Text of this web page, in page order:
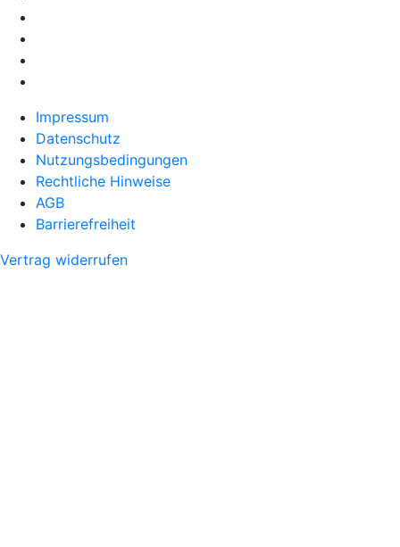
Impressum
Datenschutz
Nutzungsbedingungen
Rechtliche Hinweise
AGB
Barrierefreiheit
Vertrag widerrufen